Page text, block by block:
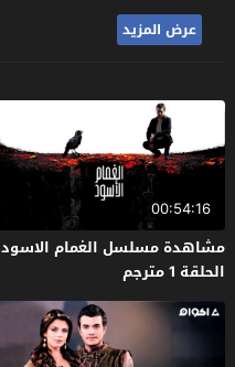
عرض المزيد
00:54:16
مشاهدة مسلسل الغمام الاسود
الحلقة 1 مترجم